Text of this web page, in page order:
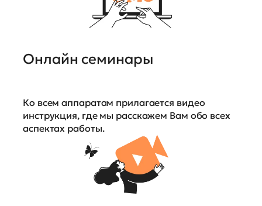
Онлайн семинары
Ко всем аппаратам прилагается видео
инструкция, где мы расскажем Вам обо всех
аспектах работы.